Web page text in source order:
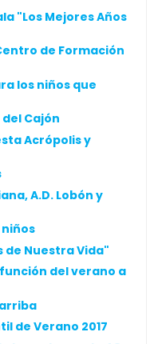
"Los Mejores Años
de Formación
los niños que
Cajón
Acrópolis y
A.D. Lobón y
de Nuestra Vida"
del verano a
de Verano 2017